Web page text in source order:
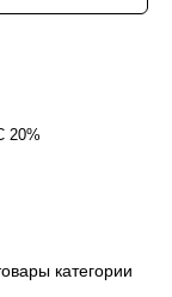
20%
категории